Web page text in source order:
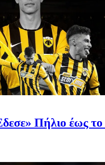
Πήλιο έως το